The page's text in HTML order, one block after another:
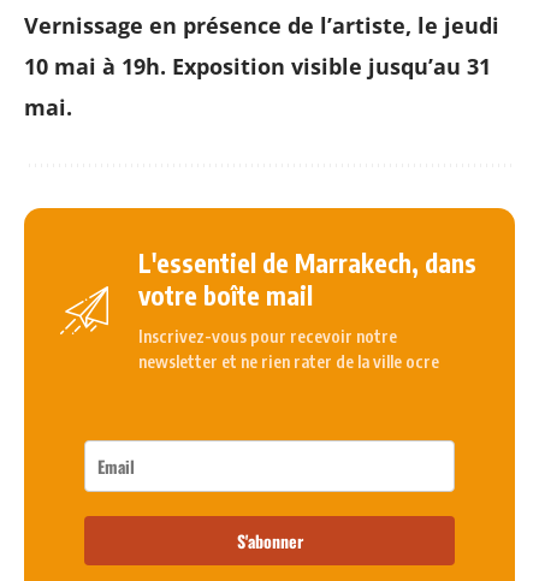
Vernissage en présence de l’artiste, le jeudi
10 mai à 19h. Exposition visible jusqu’au 31
mai.
L'essentiel de Marrakech, dans
votre boîte mail
Inscrivez-vous pour recevoir notre
newsletter et ne rien rater de la ville ocre
S'abonner